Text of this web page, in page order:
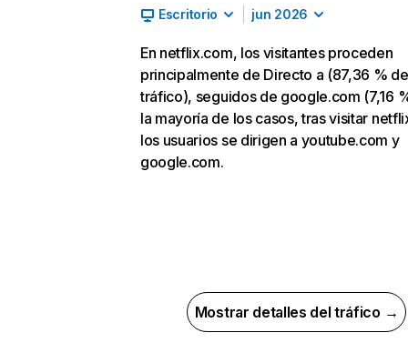
Escritorio jun 2026
En netflix.com, los visitantes proceden
principalmente de Directo a (87,36 % de
tráfico), seguidos de google.com (7,16
la mayoría de los casos, tras visitar
los usuarios se dirigen a youtube.com y
google.com.
Mostrar detalles del tráfico →